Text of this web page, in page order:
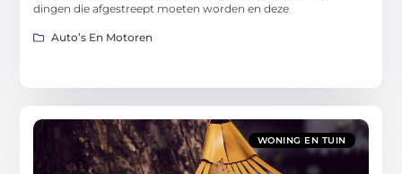
dingen die afgestreept moeten worden en deze
Auto’s En Motoren
WONING EN TUIN